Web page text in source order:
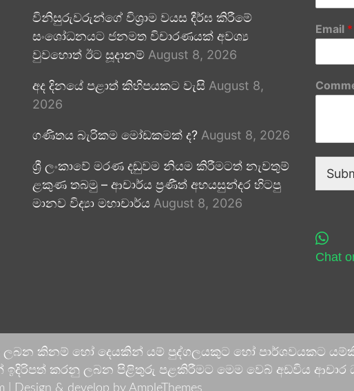
විනිසුරුවරුන්ගේ විශ්‍රාම වයස දීර්ඝ කිරීමේ
සංශෝධනයට ජනමත විචාරණයක් අවශ්‍ය
වුවහොත් ඊට සූදානම් August 8, 2026
අද දිනයේ පළාත් කිහිපයකට වැසි August 8,
2026
ගණිතය බැරිකම මෝඩකමක් ද? August 8, 2026
ශ්‍රී ලංකාවේ මරණ දඬුවම නියම කිරීමටත් නැවතුම්
ළකුණ තබමු – ආචාර්ය ප්‍රණීත් අභයසුන්දර හිටපු
මානව විද්‍යා මහාචාර්ය August 8, 2026
Email *
Chat
ලබන කිනම් හෝ දෙයකින් යම් පුද්ගලයකුට හෝ පාර්ශවයකට
කරනු ලබන පිළිතුරු පළකිරීමට මෙම වෙබ් අඩවිය ආචාර
|
Design & develop by AmpleThemes